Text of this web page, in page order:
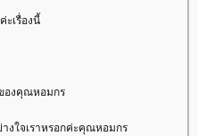
เรื่องนี้
องคุณหอมกร
างใจเราหรอกค่ะคุณหอมกร